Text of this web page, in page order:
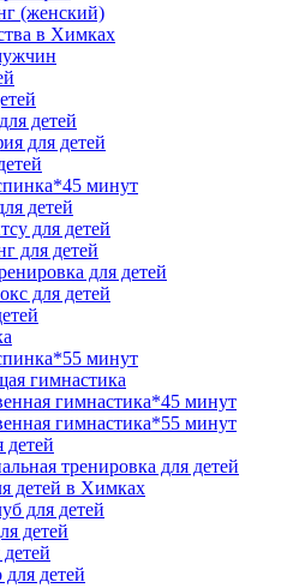
(женский)
в Химках
детей
для детей
минут
детей
для детей
для детей
для детей
для детей
минут
гимнастика
гимнастика*45 минут
гимнастика*55 минут
детей
тренировка для детей
детей в Химках
для детей
детей
детей